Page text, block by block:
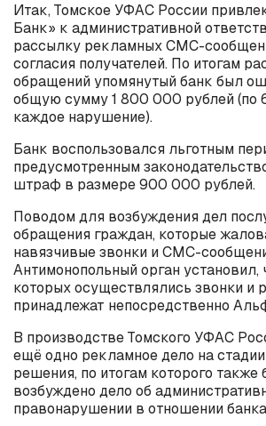
Итак, Томское УФАС России
Банк» к административной
рассылку рекламных СМС-
согласия получателей. По итогам
обращений упомянутый банк был
общую сумму 1 800 000 рублей (по
каждое нарушение).
Банк воспользовался льготным
предусмотренным
штраф в размере 900 000 рублей.
Поводом для возбуждения дел
обращения граждан, которые
навязчивые звонки и СМС-
Антимонопольный орган установил,
которых осуществлялись звонки и
принадлежат непосредственно
В производстве Томского УФАС
ещё одно рекламное дело на
решения, по итогам которого также
возбуждено дело об
правонарушении в отношении